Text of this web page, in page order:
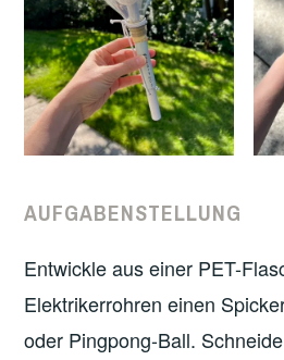
AUFGABENSTELLUNG
Entwickle aus einer PET-
Elektrikerrohren einen
oder Pingpong-Ball.